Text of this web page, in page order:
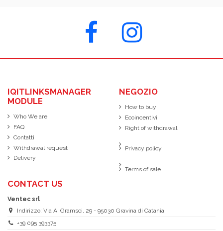
IQITLINKSMANAGER
MODULE
Who We are
FAQ
Contatti
Withdrawal request
Delivery
NEGOZIO
How to buy
Ecoincentivi
Right of withdrawal
Privacy policy
Terms of sale
CONTACT US
Ventec srl
Indirizzo: Via A. Gramsci, 29 - 95030 Gravina di Catania
+39 095 393375